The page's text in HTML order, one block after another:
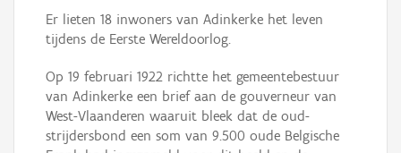
Er lieten 18 inwoners van Adinkerke het leven
tijdens de Eerste Wereldoorlog.
Op 19 februari 1922 richtte het gemeentebestuur
van Adinkerke een brief aan de gouverneur van
West-Vlaanderen waaruit bleek dat de oud-
strijdersbond een som van 9.500 oude Belgische